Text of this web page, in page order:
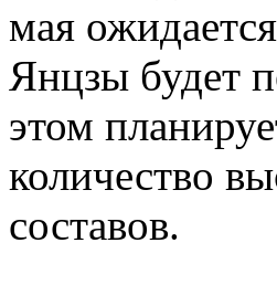
мая
Янцзы будет
этом
количество
составов.